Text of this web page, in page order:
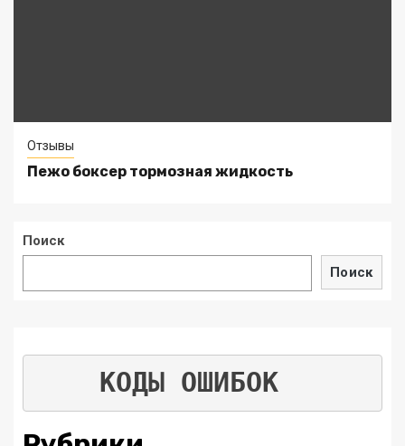
Отзывы
Пежо боксер тормозная жидкость
Поиск
Поиск
КОДЫ ОШИБОК